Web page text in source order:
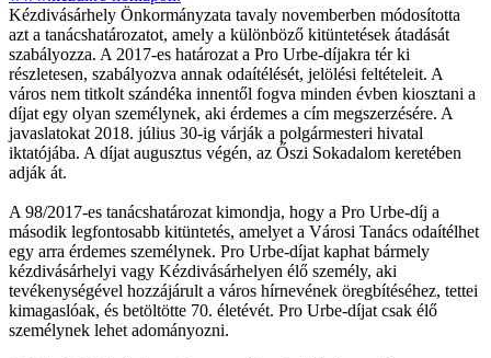
Kézdivásárhely Önkormányzata tavaly novemberben módosította
azt a tanácshatározatot, amely a különböző kitüntetések átadását
szabályozza. A 2017-es határozat a Pro Urbe-díjakra tér ki
részletesen, szabályozva annak odaítélését, jelölési feltételeit. A
város nem titkolt szándéka innentől fogva minden évben kiosztani a
díjat egy olyan személynek, aki érdemes a cím megszerzésére. A
javaslatokat 2018. július 30-ig várják a polgármesteri hivatal
iktatójába. A díjat augusztus végén, az Őszi Sokadalom keretében
adják át.
A 98/2017-es tanácshatározat kimondja, hogy a Pro Urbe-díj a
második legfontosabb kitüntetés, amelyet a Városi Tanács odaítélhet
egy arra érdemes személynek. Pro Urbe-díjat kaphat bármely
kézdivásárhelyi vagy Kézdivásárhelyen élő személy, aki
tevékenységével hozzájárult a város hírnevének öregbítéséhez, tettei
kimagaslóak, és betöltötte 70. életévét. Pro Urbe-díjat csak élő
személynek lehet adományozni.